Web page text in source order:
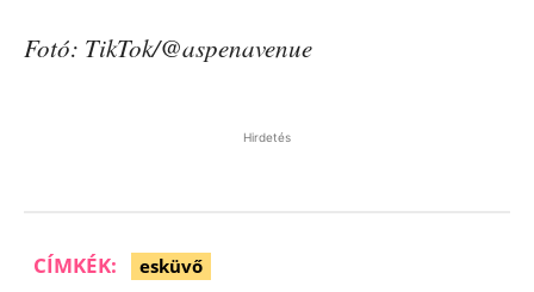
Fotó: TikTok/@aspenavenue
Hirdetés
CÍMKÉK: esküvő